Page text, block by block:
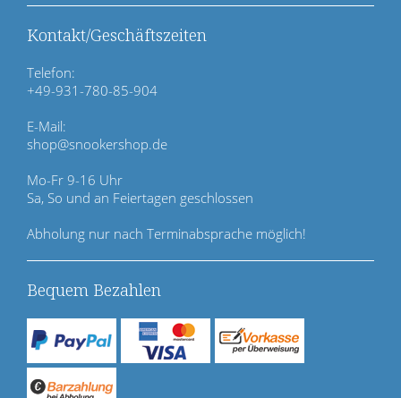
n
ü
b
e
r
s
p
r
i
n
g
e
n
Kontakt/Geschäftszeiten
Telefon:
+49-931-780-85-904
E-Mail:
shop@snookershop.de
Mo-Fr 9-16 Uhr
Sa, So und an Feiertagen geschlossen
Abholung nur nach Terminabsprache möglich!
Bequem Bezahlen